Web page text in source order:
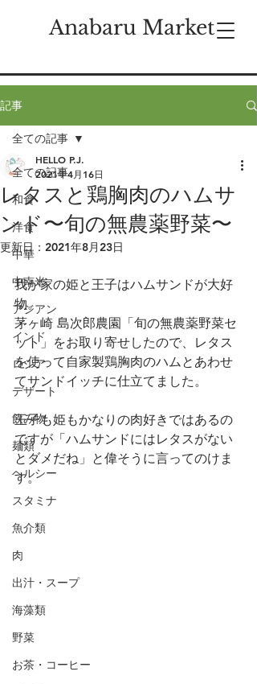
Anabaru Market
記事
全ての記事
和食
洋食
中華
中南米
アジアン
インド
ロシア
デザート
飲み物
麺類
ヘルシー
スタミナ
魚介類
肉
出汁・スープ
海藻類
野菜
お茶・コーヒー
全ての記事
レタスと鶏胸肉のハムサ
ンド〜旬の無農薬野菜〜
HELLO P.J.
2021年4月16日
更新日： 2021年8月23日
我が家の姫と王子はハムサンドが大好
物。
茅ヶ崎 島次郎農園「旬の無農薬野菜セ
ット」をお取り寄せしたので、レタス
を使って自家製鶏胸肉のハムとあわせ
てサンドイッチに仕立てました。
王子も姫もかなりの肉好きではあるの
ですが「ハムサンドにはレタスがない
とダメだね」と偉そうに言ってのけま
す。